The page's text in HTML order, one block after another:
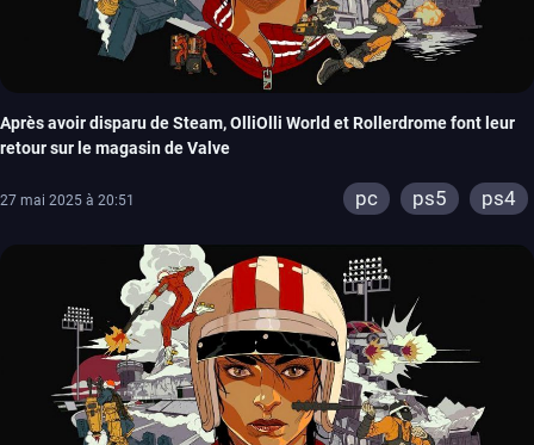
Après avoir disparu de Steam, OlliOlli World et Rollerdrome font leur
retour sur le magasin de Valve
27 mai 2025 à 20:51 pc ps5 ps4